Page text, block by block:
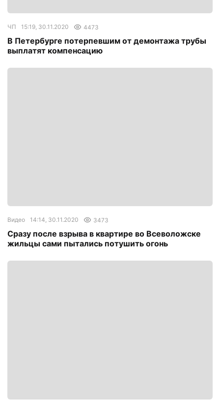
ЧП 15:19, 30.11.2020 4473
В Петербурге потерпевшим от демонтажа трубы
выплатят компенсацию
Видео 14:14, 30.11.2020 3473
Сразу после взрыва в квартире во Всеволожске
жильцы сами пытались потушить огонь